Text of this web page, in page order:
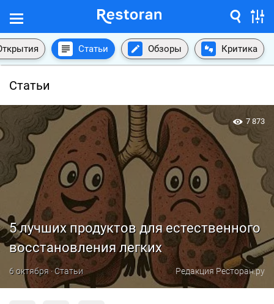
Статьи Обзоры Критика
Статьи
5 лучших продуктов для естественного
восстановления легких
6 октября · Статьи Редакция Ресторан.ру
7 873